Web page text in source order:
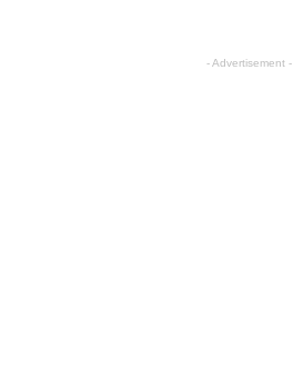
- Advertisement -